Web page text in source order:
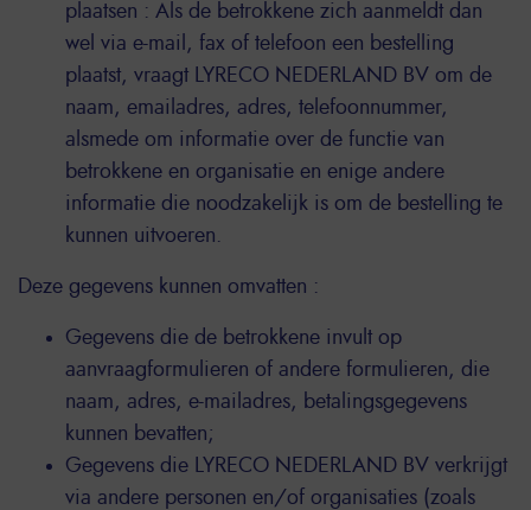
plaatsen : Als de betrokkene zich aanmeldt dan
wel via e-mail, fax of telefoon een bestelling
plaatst, vraagt LYRECO NEDERLAND BV om de
naam, emailadres, adres, telefoonnummer,
alsmede om informatie over de functie van
betrokkene en organisatie en enige andere
informatie die noodzakelijk is om de bestelling te
kunnen uitvoeren.
Deze gegevens kunnen omvatten :
Gegevens die de betrokkene invult op
aanvraagformulieren of andere formulieren, die
naam, adres, e-mailadres, betalingsgegevens
kunnen bevatten;
Gegevens die LYRECO NEDERLAND BV verkrijgt
via andere personen en/of organisaties (zoals